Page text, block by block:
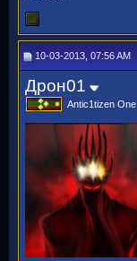
10-03-2013, 07:56 AM
Дрон01
Antic1tizen One